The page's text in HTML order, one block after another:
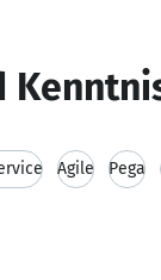
Agile Pega